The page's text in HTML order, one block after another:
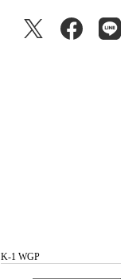
K-1 WGP